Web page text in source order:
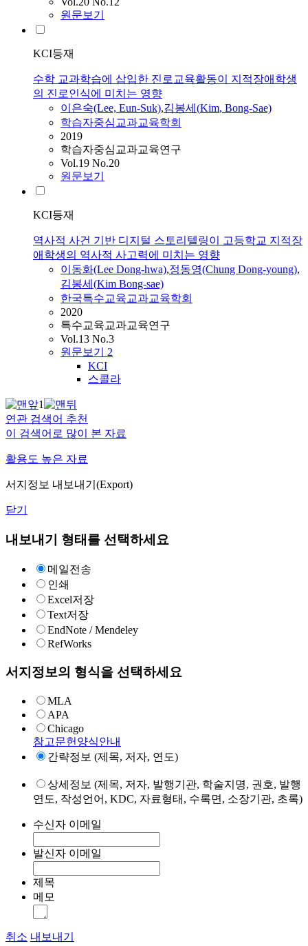
원문보기
KCI등재
수학 교과학습에 삽입한 진로교육활동이 지적장애학생
의 진로인식에 미치는 영향
이은숙(Lee, Eun-Suk),김봉세 (Kim, Bong-Sae)
학습자중심교과교육학회
2019
학습자중심교과교육연구
Vol.19 No.20
원문보기
KCI등재
역사적 사건 기반 디지털 스토리텔링이 고등학교 지적장
애학생의 역사적 사고력에 미치는 영향
이동화(Lee Dong-hwa),정동영(Chung Dong-young),
김봉세 (Kim Bong-sae)
한국특수교육교과교육학회
2020
특수교육교과교육연구
Vol.13 No.3
원문보기 2
KCI
스콜라
1
연관 검색어 추천
이 검색어로 많이 본 자료
활용도 높은 자료
서지정보 내보내기(Export)
닫기
내보내기 형태를 선택하세요
메일전송
인쇄
Excel저장
Text저장
EndNote / Mendeley
RefWorks
서지정보의 형식을 선택하세요
MLA
APA
Chicago
참고문헌양식안내
간략정보 (제목, 저자, 연도)
상세정보 (제목, 저자, 발행기관, 학술지명, 권호, 발행
연도, 작성언어, KDC, 자료형태, 수록면, 소장기관, 초록)
수신자 이메일
발신자 이메일
제목
메모
취소 내보내기